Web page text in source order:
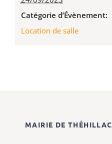
Catégorie d’Évènement:
Location de salle
MAIRIE DE THÉHILLAC